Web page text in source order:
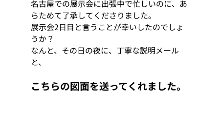
名古屋での展示会に出張中で忙しいのに、あ
らためて了承してくださりました。
展示会2日目と言うことが幸いしたのでしょ
うか？
なんと、その日の夜に、丁寧な説明メール
と、
こちらの図面を送ってくれました。